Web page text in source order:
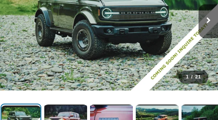
1 / 21